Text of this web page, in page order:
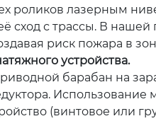
роликов лазерным
сход с трассы. В нашей
риск пожара в
устройства.
барабан на
(винтовое или